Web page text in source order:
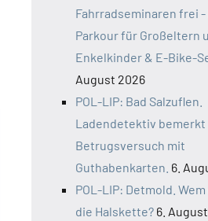
Fahrradseminaren frei
Parkour für Großeltern
Enkelkinder & E-Bike-
August 2026
POL-LIP: Bad Salzuflen.
Ladendetektiv bemerkt
Betrugsversuch mit
Guthabenkarten. 6.
POL-LIP: Detmold.
die Halskette? 6.